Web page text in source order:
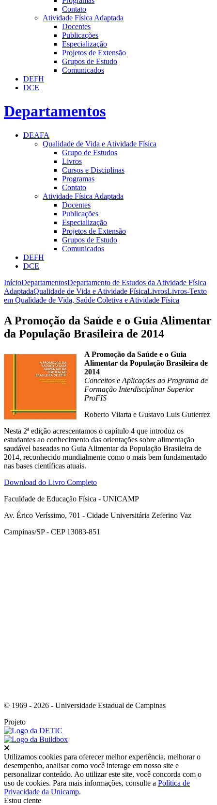
Contato
Atividade Física Adaptada
Docentes
Publicações
Especialização
Projetos de Extensão
Grupos de Estudo
Comunicados
DEFH
DCE
Departamentos
DEAFA
Qualidade de Vida e Atividade Física
Grupo de Estudos
Livros
Cursos e Disciplinas
Programas
Contato
Atividade Física Adaptada
Docentes
Publicações
Especialização
Projetos de Extensão
Grupos de Estudo
Comunicados
DEFH
DCE
InícioDepartamentosDepartamento de Estudos da Atividade Física
AdaptadaQualidade de Vida e Atividade FísicaLivrosLivros-Texto
em Qualidade de Vida, Saúde Coletiva e Atividade Física
A Promoção da Saúde e o Guia Alimentar
da População Brasileira de 2014
A Promoção da Saúde e o Guia
Alimentar da População Brasileira de
2014
Conceitos e Aplicações ao Programa de
Formação Interdisciplinar Superior
ProFIS
Roberto Vilarta e Gustavo Luis Gutierrez
Nesta 2ª edição acrescentamos o capítulo 4 que introduz os
estudantes ao conhecimento das orientações sobre alimentação
saudável baseadas no Guia Alimentar da População Brasileira de
2014, reconhecido mundialmente como o mais bem fundamentado
nas bases científicas atuais.
Download do Livro Completo
Faculdade de Educação Física - UNICAMP
Av. Érico Veríssimo, 701 - Cidade Universitária Zeferino Vaz
Campinas/SP - CEP 13083-851
© 1969 - 2026 - Universidade Estadual de Campinas
Projeto
Utilizamos cookies para oferecer melhor experiência, melhorar o
desempenho, analisar como você interage em nosso site e
personalizar conteúdo. Ao utilizar este site, você concorda com o
uso de cookies. Para mais informações, consulte a Política de
Privacidade da Unicamp.
Estou ciente